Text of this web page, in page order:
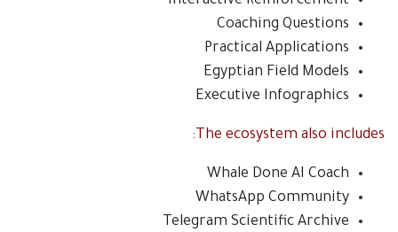
Coaching Questions
Practical Applications
Egyptian Field Models
Executive Infographics
The ecosystem also includes:
Whale Done AI Coach
WhatsApp Community
Telegram Scientific Archive